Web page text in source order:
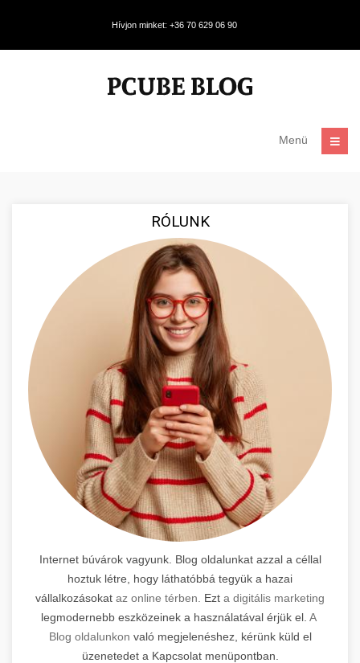
Hívjon minket: +36 70 629 06 90
Menü
RÓLUNK
Internet búvárok vagyunk. Blog oldalunkat azzal a céllal
hoztuk létre, hogy láthatóbbá tegyük a hazai
vállalkozásokat az online térben. Ezt a digitális marketing
legmodernebb eszközeinek a használatával érjük el. A
Blog oldalunkon való megjelenéshez, kérünk küld el
üzenetedet a Kapcsolat menüpontban.